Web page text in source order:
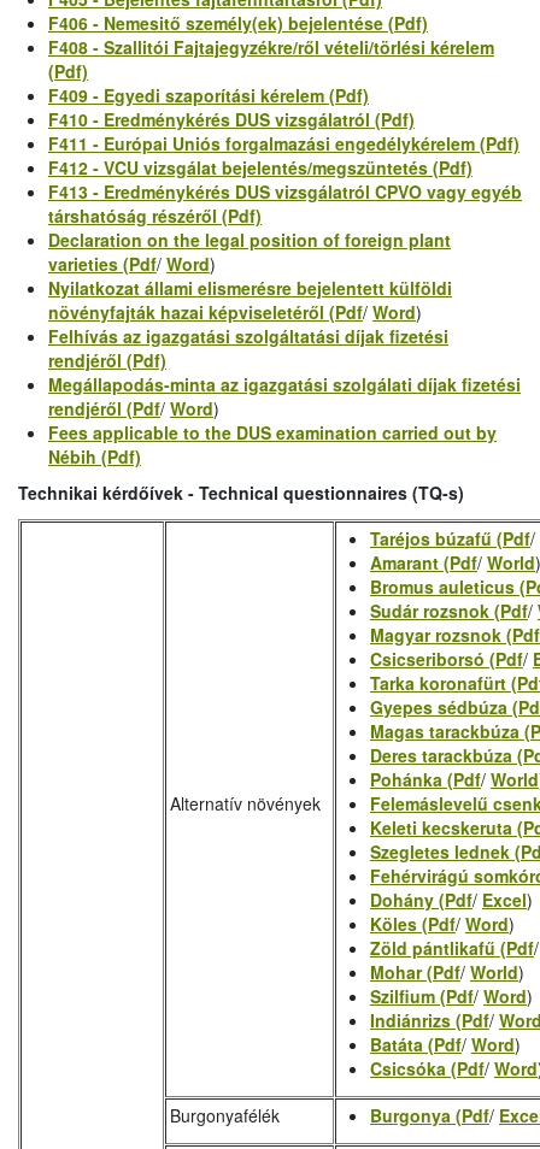
F406 - Nemesitő személy(ek) bejelentése (Pdf)
F408 - Szallitói Fajtajegyzékre/ről vételi/törlési kérelem
(Pdf)
F409 - Egyedi szaporítási kérelem (Pdf)
F410 - Eredménykérés DUS vizsgálatról (Pdf)
F411 - Európai Uniós forgalmazási engedélykérelem (Pdf)
F412 - VCU vizsgálat bejelentés/megszüntetés (Pdf)
F413 - Eredménykérés DUS vizsgálatról CPVO vagy egyéb
társhatóság részéről (Pdf)
Declaration on the legal position of foreign plant
varieties (Pdf/ Word)
Nyilatkozat állami elismerésre bejelentett külföldi
növényfajták hazai képviseletéről (Pdf/ Word)
Felhívás az igazgatási szolgáltatási díjak fizetési
rendjéről (Pdf)
Megállapodás-minta az igazgatási szolgálati díjak fizetési
rendjéről (Pdf/ Word)
Fees applicable to the DUS examination carried out by
Nébih (Pdf)
Technikai kérdőívek - Technical questionnaires (TQ-s)
Alternatív növények
Taréjos búzafű (Pdf/
Amarant (Pdf/ World)
Bromus auleticus
Sudár rozsnok (Pdf/
Magyar rozsnok (Pdf
Csicseriborsó (Pdf/
Tarka koronafürt
Gyepes sédbúza
Magas tarackbúza
Deres tarackbúza
Pohánka (Pdf/ World
Felemáslevelű
Keleti kecskeruta
Szegletes lednek
Fehérvirágú
Dohány (Pdf/ Excel)
Köles (Pdf/ Word)
Zöld pántlikafű (Pdf
Mohar (Pdf/ World)
Szilfium (Pdf/ Word)
Indiánrizs (Pdf/
Batáta (Pdf/ Word)
Csicsóka (Pdf/ Word
Burgonyafélék
Burgonya (Pdf/